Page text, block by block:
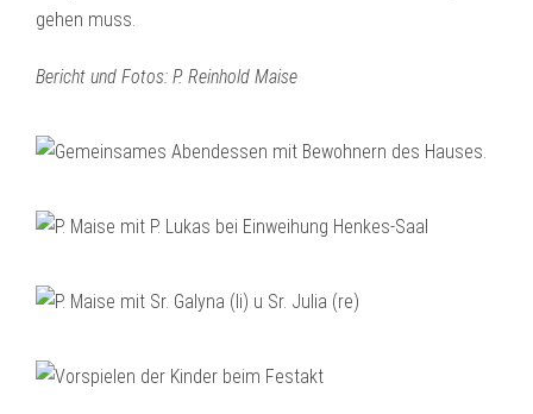
gehen muss.
Bericht und Fotos: P. Reinhold Maise